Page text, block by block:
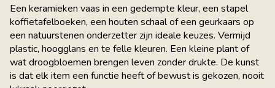
Een keramieken vaas in een gedempte kleur, een stapel
koffietafelboeken, een houten schaal of een geurkaars op
een natuurstenen onderzetter zijn ideale keuzes. Vermijd
plastic, hoogglans en te felle kleuren. Een kleine plant of
wat droogbloemen brengen leven zonder drukte. De kunst
is dat elk item een functie heeft of bewust is gekozen, nooit